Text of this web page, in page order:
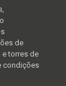
de
e torres de
condições